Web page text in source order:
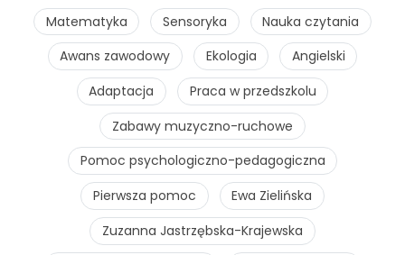
Matematyka Sensoryka
Nauka czytania
Awans zawodowy
Ekologia
Angielski
Adaptacja
Praca w przedszkolu
Zabawy muzyczno-ruchowe
Pomoc psychologiczno-pedagogiczna
Pierwsza pomoc
Ewa Zielińska
Zuzanna Jastrzębska-Krajewska